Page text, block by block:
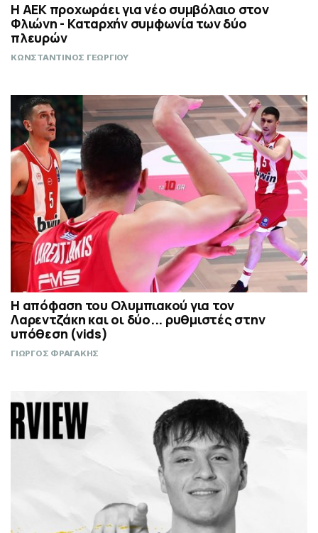
Η ΑΕΚ προχωράει για νέο συμβόλαιο στον
Φλιώνη - Καταρχήν συμφωνία των δύο
πλευρών
ΚΩΝΣΤΑΝΤΙΝΟΣ ΓΕΩΡΓΙΟΥ
Η απόφαση του Ολυμπιακού για τον
Λαρεντζάκη και οι δύο... ρυθμιστές στην
υπόθεση (vids)
ΓΙΩΡΓΟΣ ΦΡΑΓΑΚΗΣ